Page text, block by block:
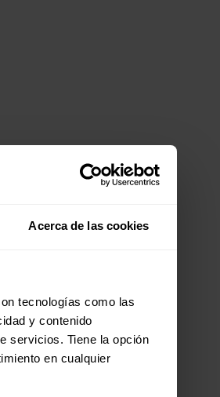
Acerca de las cookies
tecnologías como las
y contenido
servicios. Tiene la opción
en cualquier